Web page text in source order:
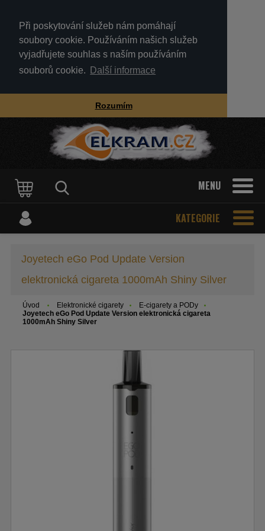
Při poskytování služeb nám pomáhají
soubory cookie. Používáním našich služeb
vyjadřujete souhlas s naším používáním
souborů cookie.
Další informace
Rozumím
MENU
KATEGORIE
Joyetech eGo Pod Update Version
elektronická cigareta 1000mAh Shiny Silver
Úvod Elektronické cigarety
E-cigarety a PODy
Joyetech eGo Pod Update Version elektronická cigareta
1000mAh Shiny Silver